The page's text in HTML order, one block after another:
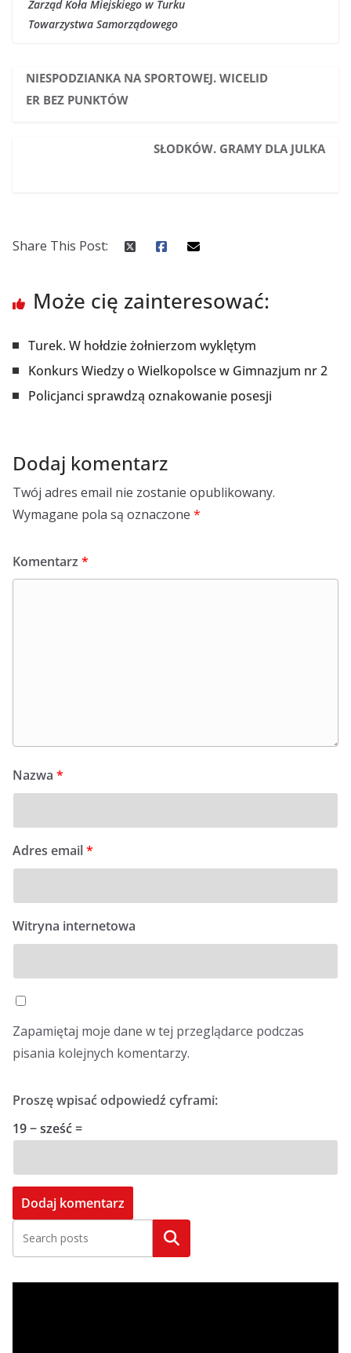
Zarząd Koła Miejskiego w Turku
Towarzystwa Samorządowego
NIESPODZIANKA NA SPORTOWEJ. WICELID
ER BEZ PUNKTÓW
SŁODKÓW. GRAMY DLA JULKA
Share This Post:
Może cię zainteresować:
Turek. W hołdzie żołnierzom wyklętym
Konkurs Wiedzy o Wielkopolsce w Gimnazjum nr 2
Policjanci sprawdzą oznakowanie posesji
Dodaj komentarz
Twój adres email nie zostanie opublikowany.
Wymagane pola są oznaczone *
Komentarz *
Nazwa *
Adres email*
Witryna internetowa
Zapamiętaj moje dane w tej przeglądarce podczas
pisania kolejnych komentarzy.
Proszę wpisać odpowiedź cyframi:
19 − sześć =
Szukaj